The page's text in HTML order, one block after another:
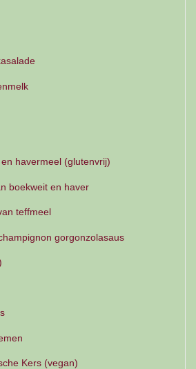
havermeel (glutenvrij)
boekweit en haver
teffmeel
gorgonzolasaus
Kers (vegan)